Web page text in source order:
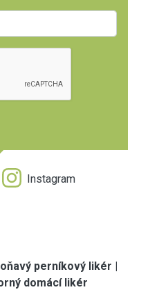
Instagram
perníkový likér |
domácí likér